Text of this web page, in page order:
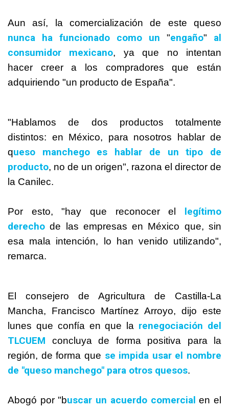
Aun así, la comercialización de este queso
nunca ha funcionado como un "engaño" al
consumidor mexicano, ya que no intentan
hacer creer a los compradores que están
adquiriendo "un producto de España".
"Hablamos de dos productos totalmente
distintos: en México, para nosotros hablar de
queso manchego es hablar de un tipo de
producto, no de un origen", razona el director de
la Canilec.
Por esto, "hay que reconocer el legítimo
derecho de las empresas en México que, sin
esa mala intención, lo han venido utilizando",
remarca.
El consejero de Agricultura de Castilla-La
Mancha, Francisco Martínez Arroyo, dijo este
lunes que confía en que la renegociación del
TLCUEM concluya de forma positiva para la
región, de forma que se impida usar el nombre
de "queso manchego" para otros quesos.
Abogó por "buscar un acuerdo comercial en el